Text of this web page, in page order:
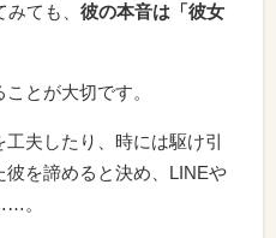
ても、 彼の本音は「彼女
とが大切です。
夫したり、時には駆け引
を諦めると決め、LINEや
。